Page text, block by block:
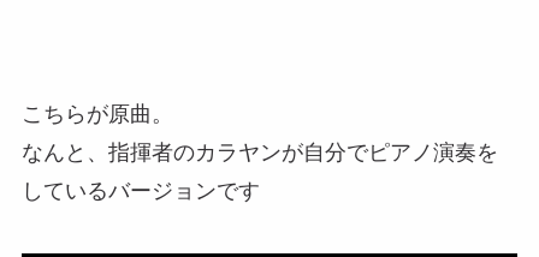
こちらが原曲。
なんと、指揮者のカラヤンが自分でピアノ演奏を
しているバージョンです